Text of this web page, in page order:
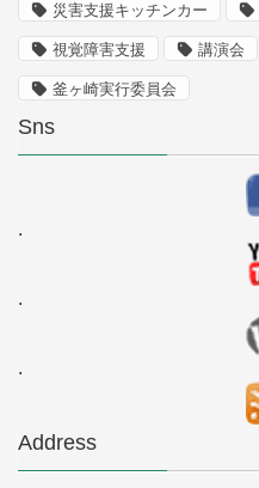
災害支援キッチンカー
視覚障害支援 講演会
釜ヶ崎実行委員会
Sns
.
.
.
Address